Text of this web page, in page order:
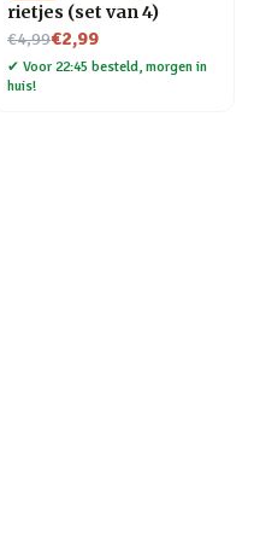
rietjes (set van 4)
€4,99
Nu voor€2,99
✔ Voor 22:45 besteld, morgen in
huis!